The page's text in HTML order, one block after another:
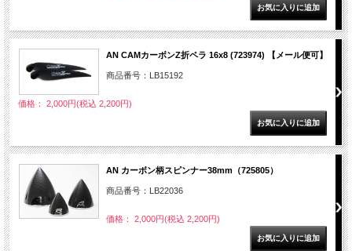
AN CAMカーボンZ折ペラ 16x8 (723974) 【メール便可】
商品番号：LB15192
価格： 2,000円(税込 2,200円)
AN カーボン柄スピンナー38mm（725805）
商品番号：LB22036
価格： 2,000円(税込 2,200円)